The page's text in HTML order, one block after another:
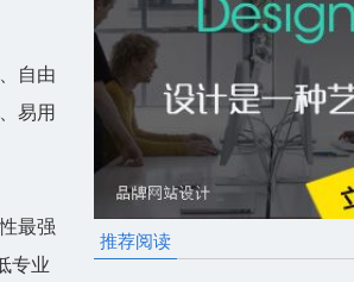
自由
易用
最强
专业
推荐阅读